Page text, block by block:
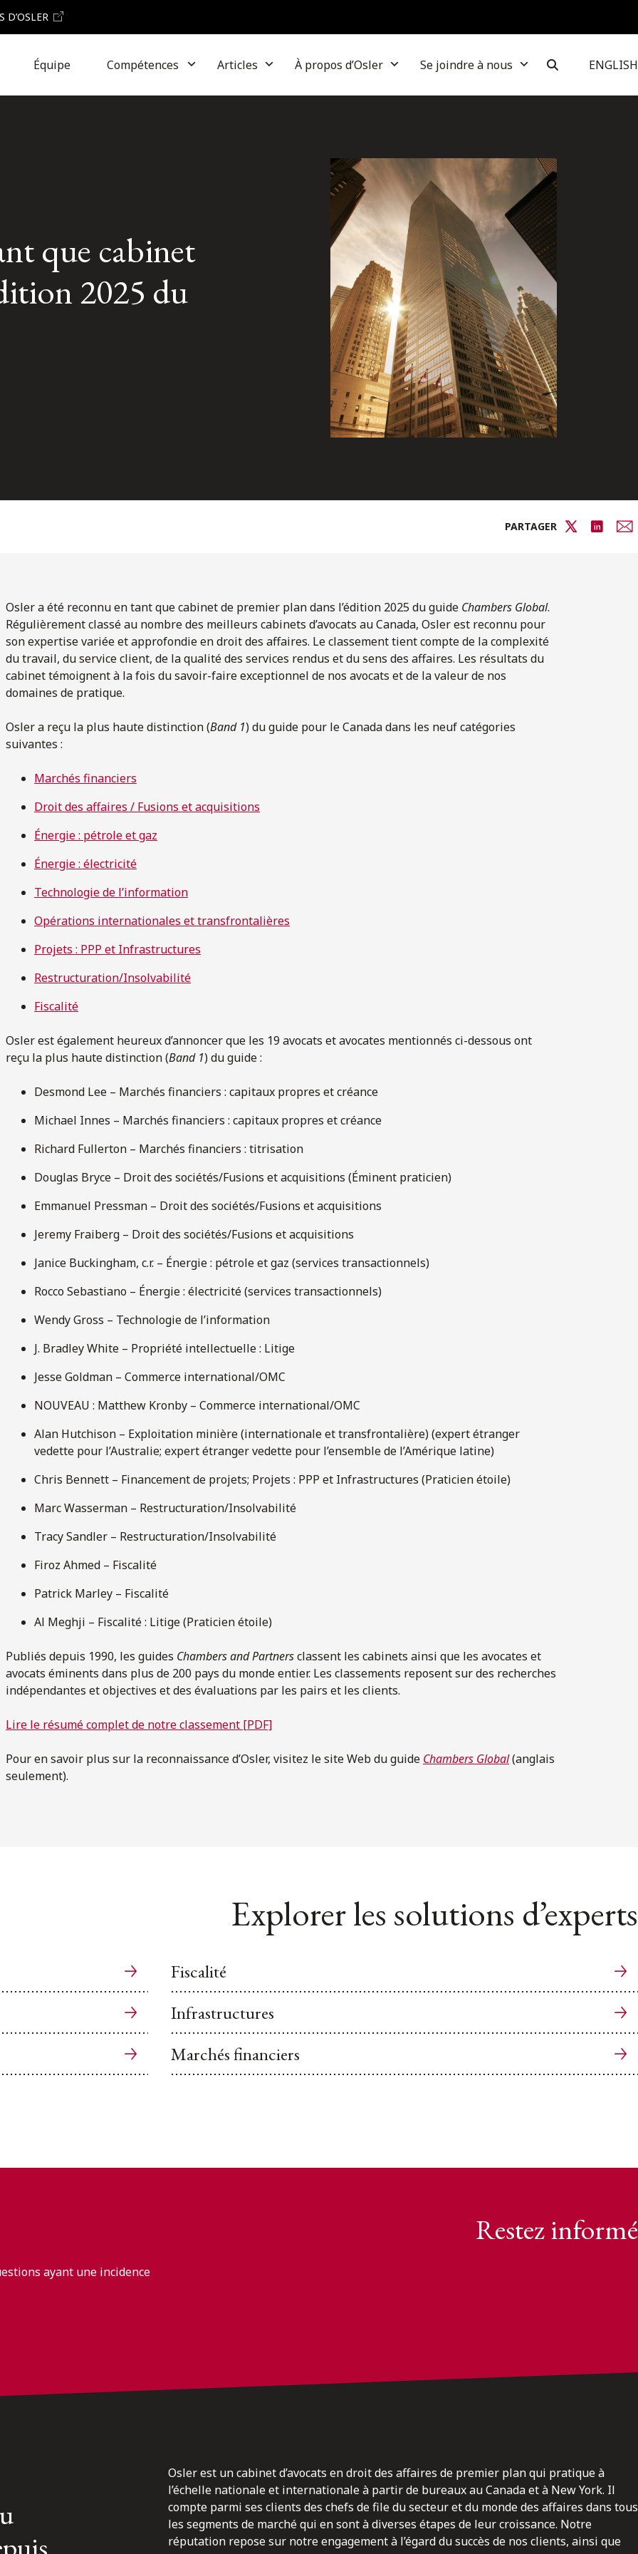
D’OSLER
Équipe Compétences Articles À propos d’Osler Se joindre à nous ENGLISH
que cabinet
2025 du
PARTAGER
Osler a été reconnu en tant que cabinet de premier plan dans l’édition 2025 du guide Chambers Global.
Régulièrement classé au nombre des meilleurs cabinets d’avocats au Canada, Osler est reconnu pour
son expertise variée et approfondie en droit des affaires. Le classement tient compte de la complexité
du travail, du service client, de la qualité des services rendus et du sens des affaires. Les résultats du
cabinet témoignent à la fois du savoir-faire exceptionnel de nos avocats et de la valeur de nos
domaines de pratique.
Osler a reçu la plus haute distinction (Band 1) du guide pour le Canada dans les neuf catégories
suivantes :
Marchés financiers
Droit des affaires / Fusions et acquisitions
Énergie : pétrole et gaz
Énergie : électricité
Technologie de l’information
Opérations internationales et transfrontalières
Projets : PPP et Infrastructures
Restructuration/Insolvabilité
Fiscalité
Osler est également heureux d’annoncer que les 19 avocats et avocates mentionnés ci-dessous ont
reçu la plus haute distinction (Band 1) du guide :
Desmond Lee – Marchés financiers : capitaux propres et créance
Michael Innes – Marchés financiers : capitaux propres et créance
Richard Fullerton – Marchés financiers : titrisation
Douglas Bryce – Droit des sociétés/Fusions et acquisitions (Éminent praticien)
Emmanuel Pressman – Droit des sociétés/Fusions et acquisitions
Jeremy Fraiberg – Droit des sociétés/Fusions et acquisitions
Janice Buckingham, c.r. – Énergie : pétrole et gaz (services transactionnels)
Rocco Sebastiano – Énergie : électricité (services transactionnels)
Wendy Gross – Technologie de l’information
J. Bradley White – Propriété intellectuelle : Litige
Jesse Goldman – Commerce international/OMC
NOUVEAU : Matthew Kronby – Commerce international/OMC
Alan Hutchison – Exploitation minière (internationale et transfrontalière) (expert étranger
vedette pour l’Australie; expert étranger vedette pour l’ensemble de l’Amérique latine)
Chris Bennett – Financement de projets; Projets : PPP et Infrastructures (Praticien étoile)
Marc Wasserman – Restructuration/Insolvabilité
Tracy Sandler – Restructuration/Insolvabilité
Firoz Ahmed – Fiscalité
Patrick Marley – Fiscalité
Al Meghji – Fiscalité : Litige (Praticien étoile)
Publiés depuis 1990, les guides Chambers and Partnersclassent les cabinets ainsi que les avocates et
avocats éminents dans plus de 200 pays du monde entier. Les classements reposent sur des recherches
indépendantes et objectives et des évaluations par les pairs et les clients.
Lire le résumé complet de notre classement [PDF]
Pour en savoir plus sur la reconnaissance d’Osler, visitez le site Web du guide Chambers Global(anglais
seulement).
Explorer les solutions d’experts
Fiscalité
Infrastructures
Marchés financiers
Restez informé
ayant une incidence
Osler est un cabinet d’avocats en droit des affaires de premier plan qui pratique à
l’échelle nationale et internationale à partir de bureaux au Canada et à New York. Il
compte parmi ses clients des chefs de file du secteur et du monde des affaires dans tous
les segments de marché qui en sont à diverses étapes de leur croissance. Notre
réputation repose sur notre engagement à l’égard du succès de nos clients, ainsi que